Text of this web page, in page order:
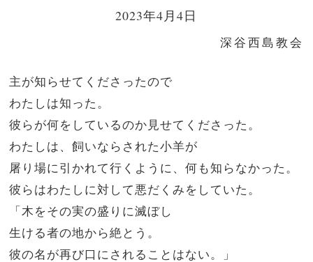
2023年4月4日
深谷西島教会
主が知らせてくださったので
わたしは知った。
彼らが何をしているのか見せてくださった。
わたしは、飼いならされた小羊が
屠り場に引かれて行くように、何も知らなかった。
彼らはわたしに対して悪だくみをしていた。
「木をその実の盛りに滅ぼし
生ける者の地から絶とう。
彼の名が再び口にされることはない。」